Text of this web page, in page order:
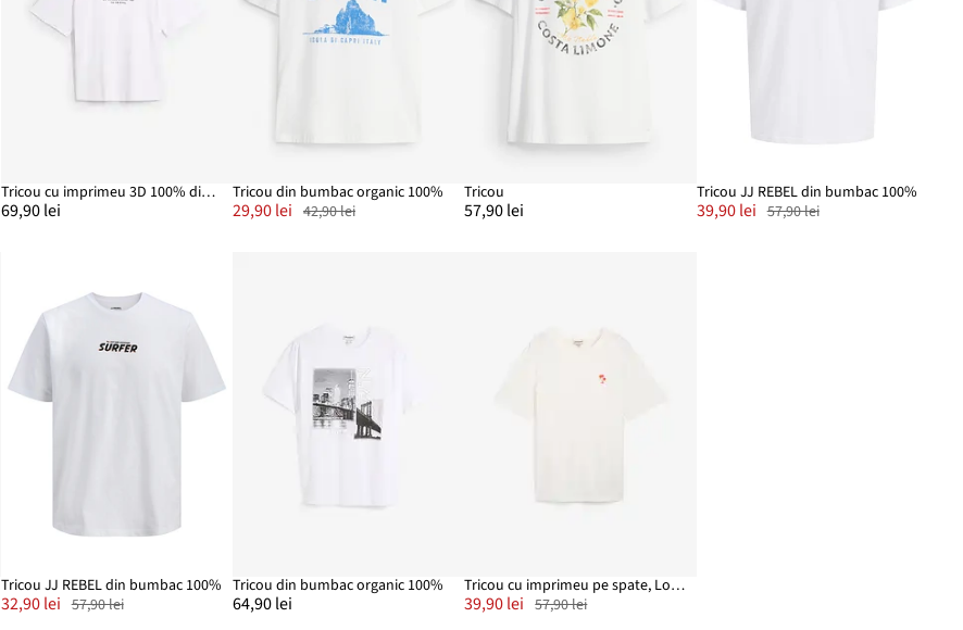
Tricou cu imprimeu 3D 100% din bumbac organic gros, Loose Fit
69,90 lei
Tricou din bumbac organic 100%
29,90 lei 42,90 lei
Tricou
57,90 lei
Tricou JJ REBEL din bumbac 100%
39,90 lei 57,90 lei
Tricou JJ REBEL din bumbac 100%
32,90 lei 57,90 lei
Tricou din bumbac organic 100%
64,90 lei
Tricou cu imprimeu pe spate, Loose Fit
39,90 lei 57,90 lei